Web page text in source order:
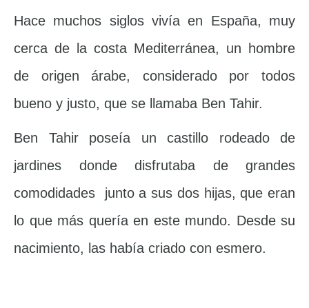
Hace muchos siglos vivía en España, muy
cerca de la costa Mediterránea, un hombre
de origen árabe, considerado por todos
bueno y justo, que se llamaba Ben Tahir.
Ben Tahir poseía un castillo rodeado de
jardines donde disfrutaba de grandes
comodidades junto a sus dos hijas, que eran
lo que más quería en este mundo. Desde su
nacimiento, las había criado con esmero.